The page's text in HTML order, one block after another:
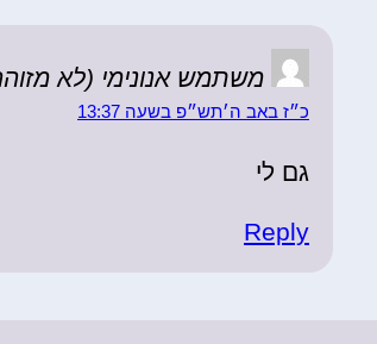
משתמש אנונימי (לא
כ״ז באב ה׳תש״פ בשעה 13:37
גם לי
Reply